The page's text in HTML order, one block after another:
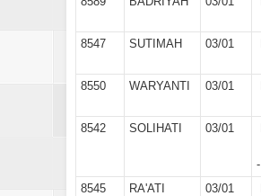
8547
SUTIMAH 03/01
8550
WARYANTI 03/01
8542
SOLIHATI 03/01
-
8545
RA'ATI 03/01